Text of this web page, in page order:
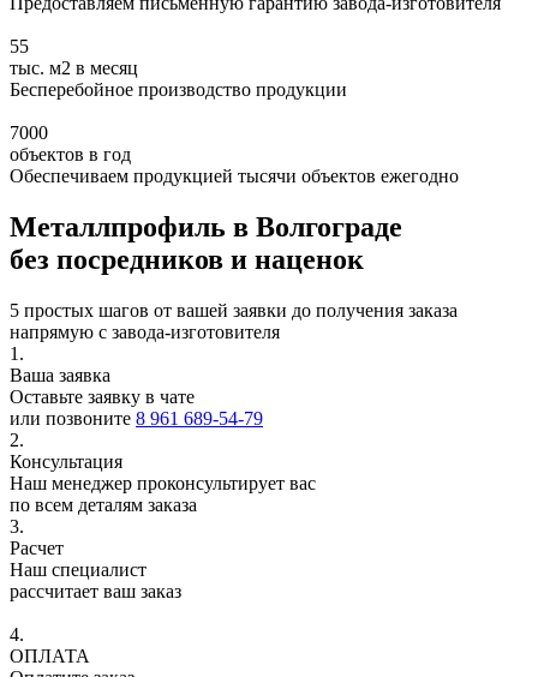
55
тыс. м2 в месяц
Бесперебойное производство продукции
7000
объектов в год
Обеспечиваем продукцией тысячи объектов ежегодно
Металлпрофиль в Волгограде
без посредников и наценок
5 простых шагов от вашей заявки до получения заказа
напрямую с завода-изготовителя
1.
Ваша заявка
Оставьте заявку в чате
или позвоните 8 961 689-54-79
2.
Консультация
Наш менеджер проконсультирует вас
по всем деталям заказа
3.
Расчет
Наш специалист
рассчитает ваш заказ
4.
ОПЛАТА